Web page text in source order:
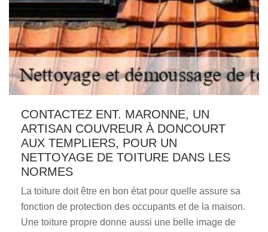
CONTACTEZ ENT. MARONNE, UN
ARTISAN COUVREUR À DONCOURT
AUX TEMPLIERS, POUR UN
NETTOYAGE DE TOITURE DANS LES
NORMES
La toiture doit être en bon état pour quelle assure sa
fonction de protection des occupants et de la maison.
Une toiture propre donne aussi une belle image de